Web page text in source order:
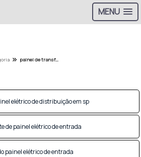
MENU
painel de transferência automática para geradores
elétrico de distribuição em sp
de painel elétrico de entrada
painel elétrico de entrada